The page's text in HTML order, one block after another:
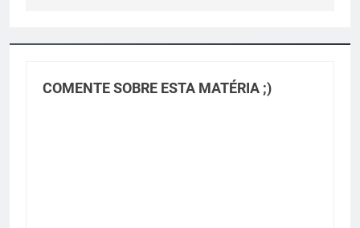
COMENTE SOBRE ESTA MATÉRIA ;)